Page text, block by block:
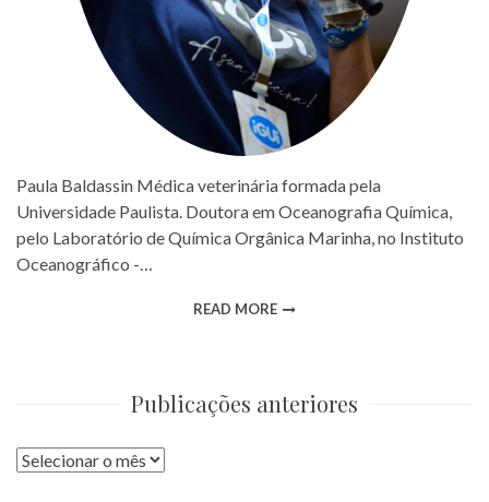
Paula Baldassin Médica veterinária formada pela
Universidade Paulista. Doutora em Oceanografia Química,
pelo Laboratório de Química Orgânica Marinha, no Instituto
Oceanográfico -…
READ MORE
Publicações anteriores
Publicações